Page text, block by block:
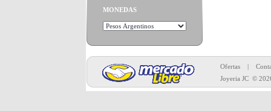
MONEDAS
Ofertas
|
Joyeria JC©